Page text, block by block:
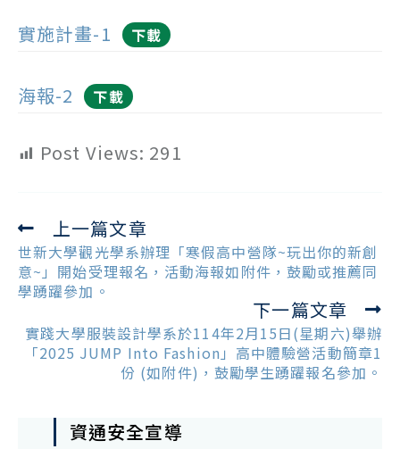
實施計畫-1
下載
海報-2 下載
Post Views: 291
Read
more
articles
上一篇文章
世新大學觀光學系辦理「寒假高中營隊~玩出你的新創
意~」開始受理報名，活動海報如附件，鼓勵或推薦同
學踴躍參加。
下一篇文章
實踐大學服裝設計學系於114年2月15日(星期六)舉辦
「2025 JUMP Into Fashion」高中體驗營活動簡章1
份 (如附件)，鼓勵學生踴躍報名參加。
資通安全宣導